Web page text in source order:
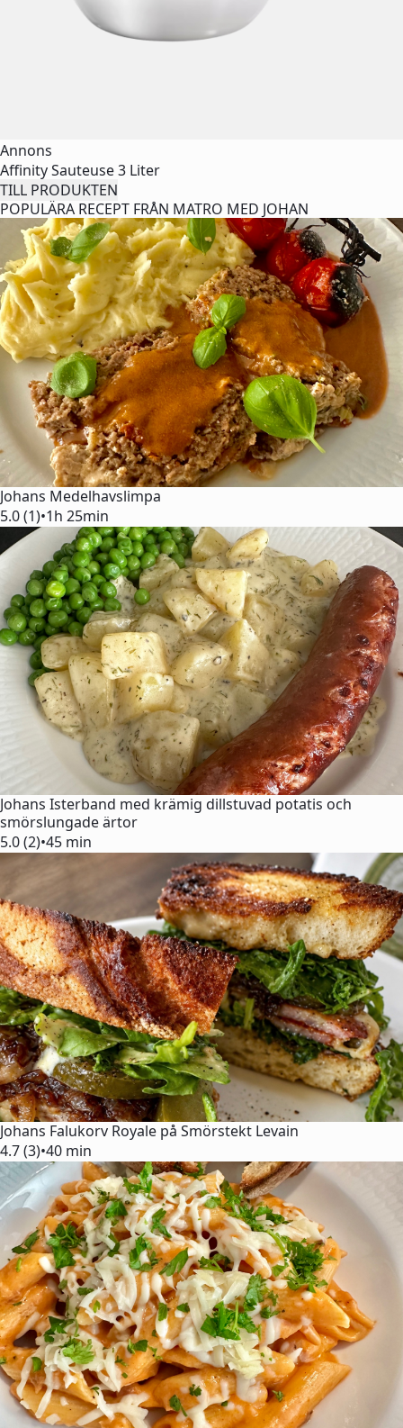
Annons
Affinity Sauteuse 3 Liter
TILL PRODUKTEN
POPULÄRA RECEPT FRÅN MATRO MED JOHAN
Johans Medelhavslimpa
5.0 (1)•1h 25min
Johans Isterband med krämig dillstuvad potatis och
smörslungade ärtor
5.0 (2)•45 min
Johans Falukorv Royale på Smörstekt Levain
4.7 (3)•40 min